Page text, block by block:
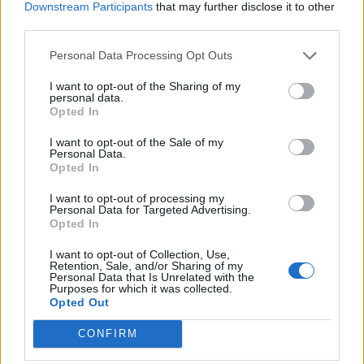
Downstream Participants that may further disclose it to other
Personal Data Processing Opt Outs
I want to opt-out of the Sharing of my
personal data.
Opted In
I want to opt-out of the Sale of my
Personal Data.
Opted In
I want to opt-out of processing my
Personal Data for Targeted Advertising.
Opted In
I want to opt-out of Collection, Use,
Retention, Sale, and/or Sharing of my
Personal Data that Is Unrelated with the
Purposes for which it was collected.
Opted Out
CONFIRM
Resumen de datos de la ruta entre Santander
Cantabria y Beniparrell Valencia
Tipo de
combustible
Precio
por litro
Gasto
Gasto
Gasto
Gasolina 95
0,00€ 33l.-
0,00€
47
0,00€
67l.- 0,00€
0,00€
0,00€
0,00€ 33l.-
0,00€
47 l.-
0,00€
67l.- 0,00€
Bio diesel 0,00€ 33l.-47l.-67l.- 0,00€